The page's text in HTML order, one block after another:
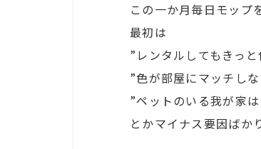
この一か月毎日モップ
最初は
”レンタルしてもきっ
”色が部屋にマッチし
”ペットのいる我が家
とかマイナス要因ばか